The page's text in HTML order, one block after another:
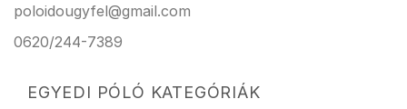
poloidougyfel@gmail.com
0620/244-7389
EGYEDI PÓLÓ KATEGÓRIÁK